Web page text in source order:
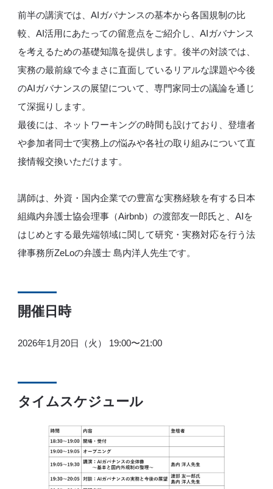
前半の講演では、AIガバナンスの基本から各国規制の比
較、AI活用にあたっての留意点をご紹介し、AIガバナンス
を考えるための基礎知識を提供します。後半の対談では、
実務の最前線で今まさに直面しているリアルな課題や今後
のAIガバナンスの展望について、専門家同士の議論を通じ
て深掘りします。
最後には、ネットワーキングの時間も設けており、登壇者
や参加者同士で実務上の悩みや各社の取り組みについて直
接情報交換いただけます。
講師は、外資・国内企業での豊富な実務経験を有する日本
組織内弁護士協会理事（Airbnb）の渡部友一郎氏と、AIを
はじめとする最先端領域に関して研究・実務対応を行う法
律事務所ZeLoの弁護士 島内洋人先生です。
開催日時
2026年1月20日（火） 19:00〜21:00
タイムスケジュール